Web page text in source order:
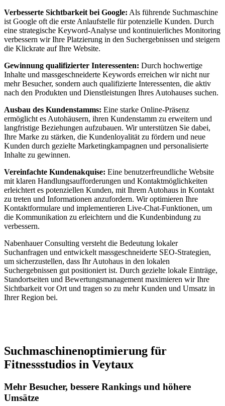
Verbesserte Sichtbarkeit bei Google: Als führende Suchmaschine
ist Google oft die erste Anlaufstelle für potenzielle Kunden. Durch
eine strategische Keyword-Analyse und kontinuierliches Monitoring
verbessern wir Ihre Platzierung in den Suchergebnissen und steigern
die Klickrate auf Ihre Website.
Gewinnung qualifizierter Interessenten: Durch hochwertige
Inhalte und massgeschneiderte Keywords erreichen wir nicht nur
mehr Besucher, sondern auch qualifizierte Interessenten, die aktiv
nach den Produkten und Dienstleistungen Ihres Autohauses suchen.
Ausbau des Kundenstamms: Eine starke Online-Präsenz
ermöglicht es Autohäusern, ihren Kundenstamm zu erweitern und
langfristige Beziehungen aufzubauen. Wir unterstützen Sie dabei,
Ihre Marke zu stärken, die Kundenloyalität zu fördern und neue
Kunden durch gezielte Marketingkampagnen und personalisierte
Inhalte zu gewinnen.
Vereinfachte Kundenakquise: Eine benutzerfreundliche Website
mit klaren Handlungsaufforderungen und Kontaktmöglichkeiten
erleichtert es potenziellen Kunden, mit Ihrem Autohaus in Kontakt
zu treten und Informationen anzufordern. Wir optimieren Ihre
Kontaktformulare und implementieren Live-Chat-Funktionen, um
die Kommunikation zu erleichtern und die Kundenbindung zu
verbessern.
Nabenhauer Consulting versteht die Bedeutung lokaler
Suchanfragen und entwickelt massgeschneiderte SEO-Strategien,
um sicherzustellen, dass Ihr Autohaus in den lokalen
Suchergebnissen gut positioniert ist. Durch gezielte lokale Einträge,
Standortseiten und Bewertungsmanagement maximieren wir Ihre
Sichtbarkeit vor Ort und tragen so zu mehr Kunden und Umsatz in
Ihrer Region bei.
Suchmaschinenoptimierung für
Fitnessstudios in Veytaux
Mehr Besucher, bessere Rankings und höhere
Umsätze